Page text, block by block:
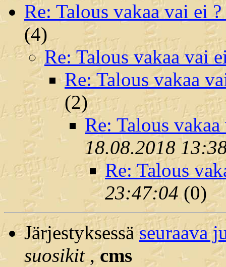
Re: Talous vakaa vai ei ?
(4)
Re: Talous vakaa vai
Re: Talous vakaa
(2)
Re: Talous
18.08.2018
Re: Talous
23:47:04 (0)
Järjestyksessäseuraava
suosikit,cms